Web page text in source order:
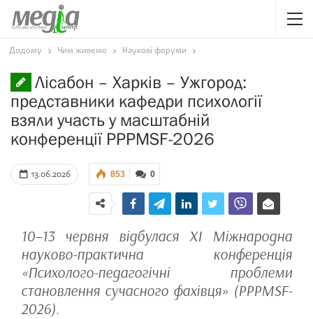
Додому Чим живемо Наукові форуми
Лісабон – Харків – Ужгород:
представники кафедри психології
взяли участь у масштабній
конференції PPPMSF-2026
13.06.2026 0
853
10–13 червня відбулася ХІ Міжнародна
науково-практична конференція
«Психолого-педагогічні проблеми
становлення сучасного фахівця» (PPPMSF-
2026).